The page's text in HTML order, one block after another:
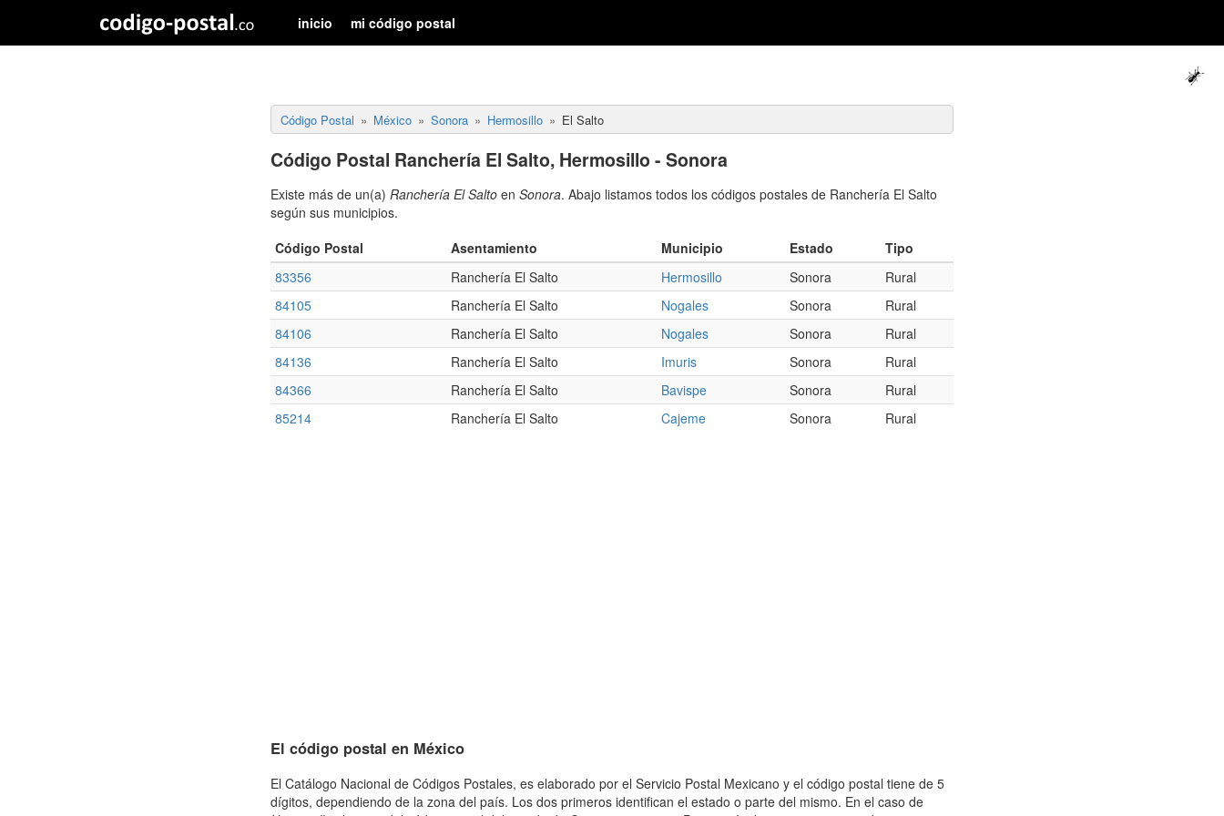
inicio mi código postal
Código Postal México Sonora Hermosillo El Salto
Código Postal Ranchería El Salto, Hermosillo - Sonora
Existe más de un(a) Ranchería El Salto en Sonora. Abajo listamos todos los códigos postales de Ranchería El Salto
según sus municipios.
Código Postal
Asentamiento Municipio Estado
Tipo
83356
Ranchería El Salto Hermosillo Sonora
Rural
84105
Ranchería El Salto Nogales Sonora
Rural
84106
Ranchería El Salto Nogales Sonora
Rural
84136
Ranchería El Salto Imuris Sonora
Rural
84366
Ranchería El Salto Bavispe Sonora
Rural
85214
Ranchería El Salto Cajeme Sonora Rural
El código postal en México
El Catálogo Nacional de Códigos Postales, es elaborado por el Servicio Postal Mexicano y el código postal tiene de 5
dígitos, dependiendo de la zona del país. Los dos primeros identifican el estado o parte del mismo. En el caso de